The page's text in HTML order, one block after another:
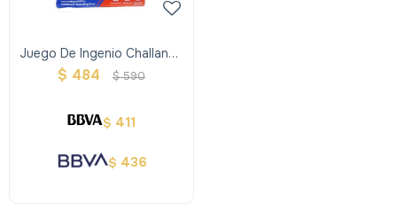
Juego De Ingenio Challange
Slide
$ 484 $ 590
$ 411
$ 436